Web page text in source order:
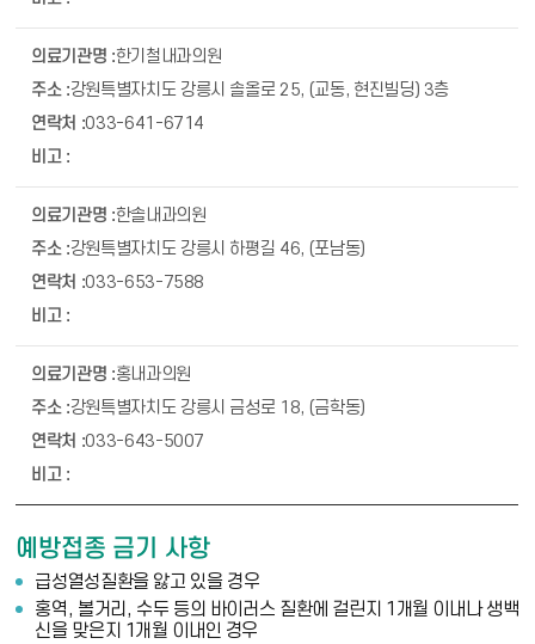
한기철내과의원
강원특별자치도 강릉시 솔올로 25, (교동, 현진빌딩) 3층
033-641-6714
한솔내과의원
강원특별자치도 강릉시 하평길 46, (포남동)
033-653-7588
홍내과의원
강원특별자치도 강릉시 금성로 18, (금학동)
033-643-5007
예방접종 금기 사항
급성열성질환을 앓고 있을 경우
홍역, 볼거리, 수두 등의 바이러스 질환에 걸린지 1개월 이내나 생백
신을 맞은지 1개월 이내인 경우